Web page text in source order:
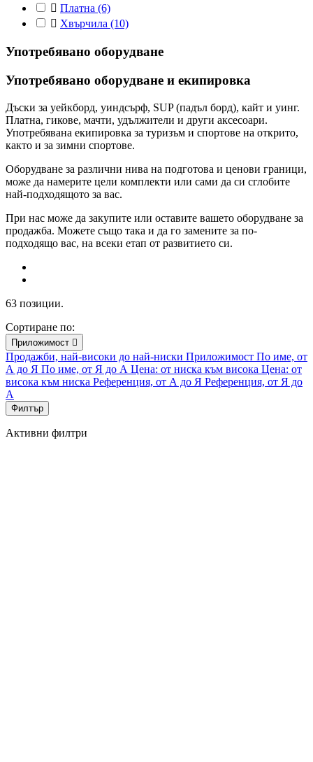
 Платна (6)
 Хвърчила (10)
Употребявано оборудване
Употребявано оборудване и екипировка
Дъски за уейкборд, уиндсърф, SUP (падъл борд), кайт и уинг.
Платна, гикове, мачти, удължители и други аксесоари.
Употребявана екипировка за туризъм и спортове на открито,
както и за зимни спортове.
Оборудване за различни нива на подготова и ценови граници,
може да намерите цели комплекти или сами да си сглобите
най-подходящото за вас.
При нас може да закупите или оставите вашето оборудване за
продажба. Можете също така и да го замените за по-
подходящо вас, на всеки етап от развитието си.
63 позиции.
Сортиране по:
Приложимост 
Продажби, най-високи до най-ниски Приложимост По име, от
А до Я По име, от Я до А Цена: от ниска към висока Цена: от
висока към ниска Референция, от А до Я Референция, от Я до
А
Филтър
Активни филтри